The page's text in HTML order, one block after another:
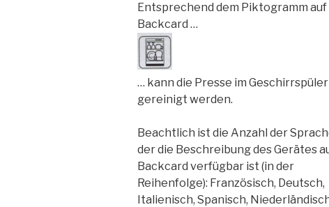
Entsprechend dem Piktogramm auf
Backcard …
… kann die Presse im Geschirrspüler
gereinigt werden.
Beachtlich ist die Anzahl der
der die Beschreibung des Gerätes
Backcard verfügbar ist (in der
Reihenfolge): Französisch, Deutsch,
Italienisch, Spanisch,